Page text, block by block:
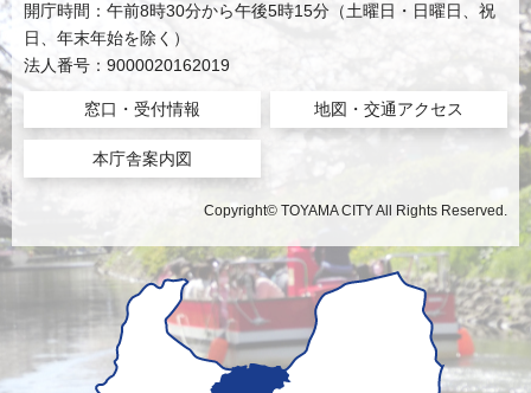
開庁時間：午前8時30分から午後5時15分（土曜日・日曜日、祝
日、年末年始を除く）
法人番号：9000020162019
窓口・受付情報 地図・交通アクセス
本庁舎案内図
Copyright© TOYAMA CITY All Rights Reserved.